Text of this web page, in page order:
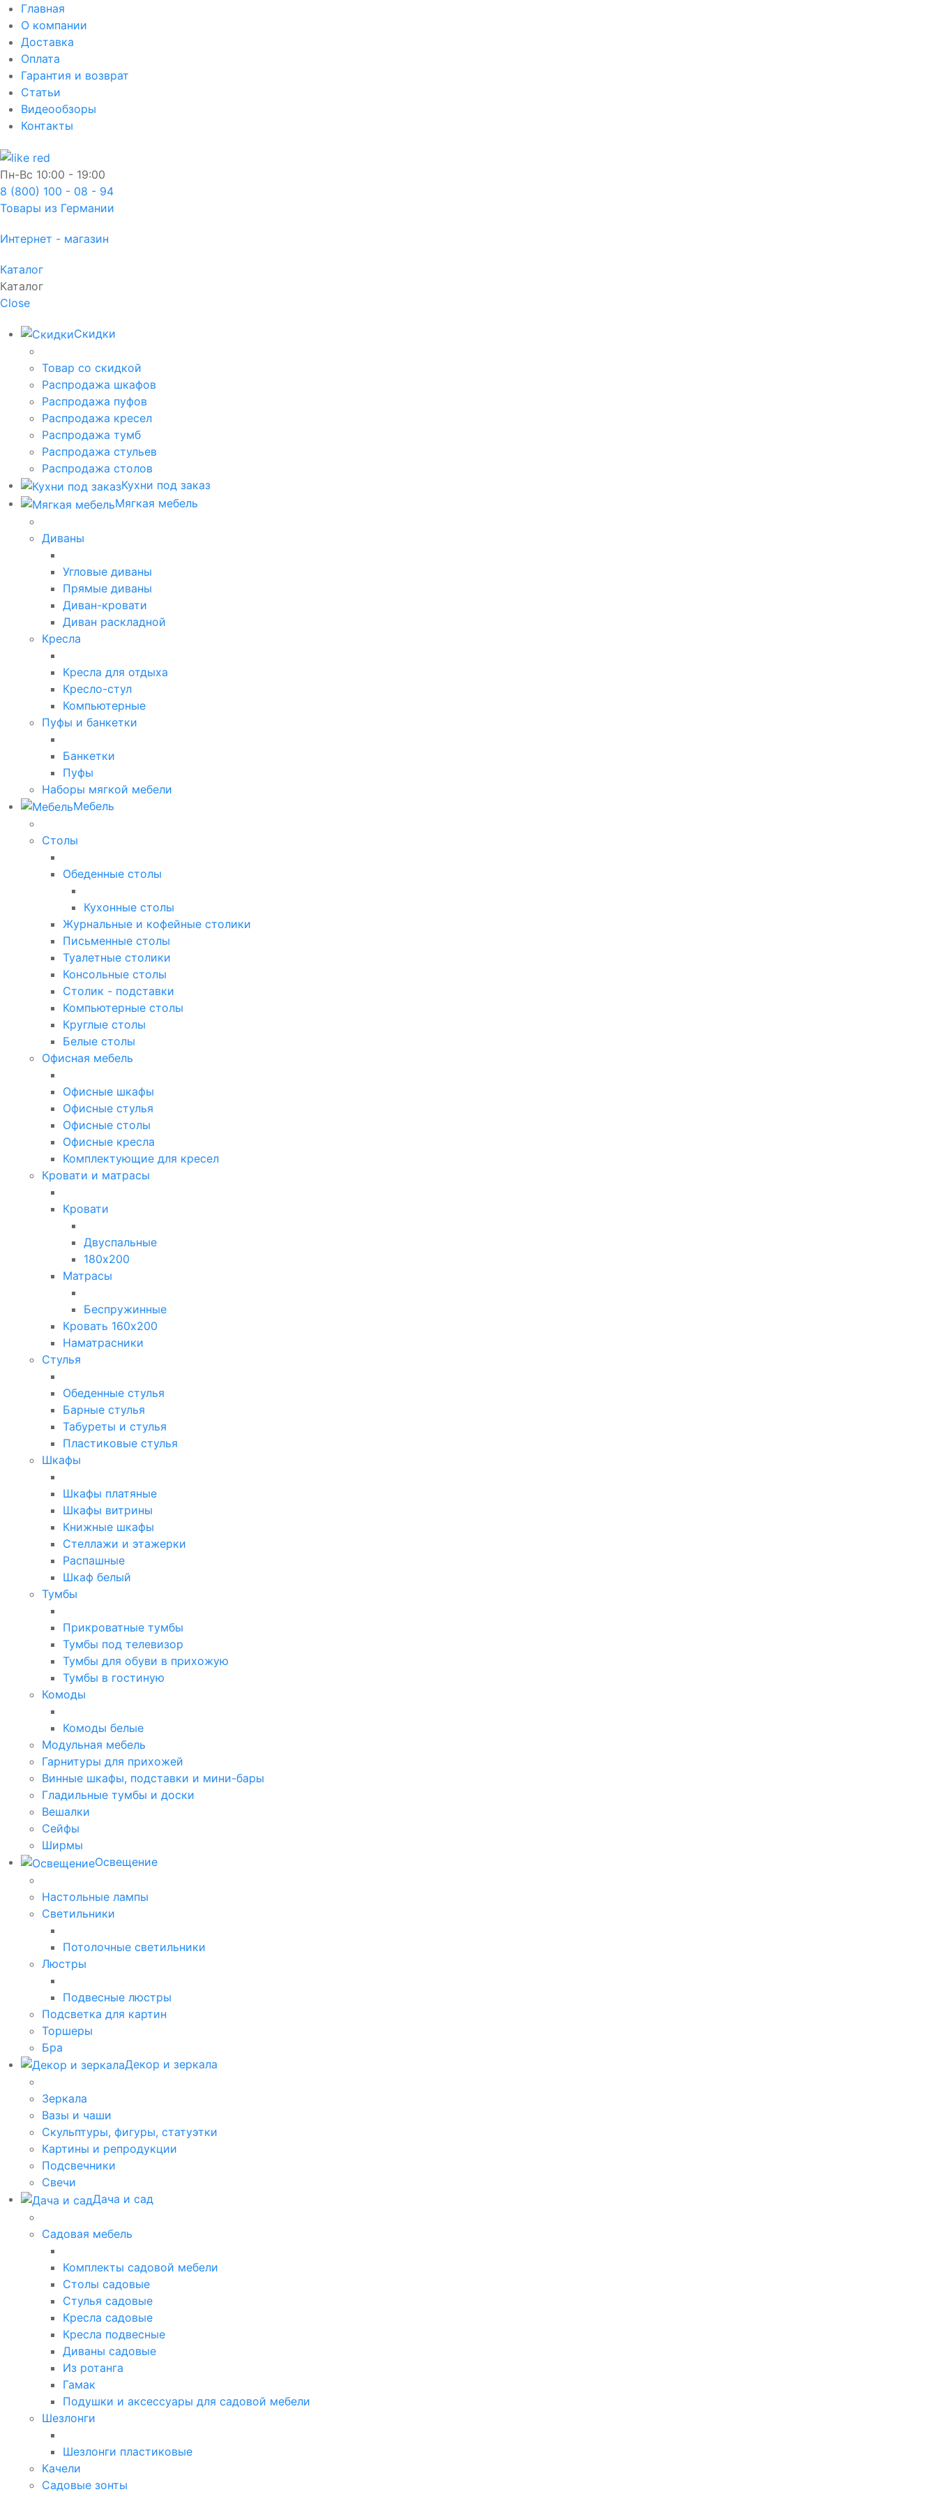
Главная
О компании
Доставка
Оплата
Гарантия и возврат
Статьи
Видеообзоры
Контакты
Пн-Вс 10:00 - 19:00
8 (800) 100 - 08 - 94
Товары из Германии
Интернет - магазин
Каталог
Каталог
Close
Скидки
Товар со скидкой
Распродажа шкафов
Распродажа пуфов
Распродажа кресел
Распродажа тумб
Распродажа стульев
Распродажа столов
Кухни под заказ
Мягкая мебель
Диваны
Угловые диваны
Прямые диваны
Диван-кровати
Диван раскладной
Кресла
Кресла для отдыха
Кресло-стул
Компьютерные
Пуфы и банкетки
Банкетки
Пуфы
Наборы мягкой мебели
Мебель
Столы
Обеденные столы
Кухонные столы
Журнальные и кофейные столики
Письменные столы
Туалетные столики
Консольные столы
Столик - подставки
Компьютерные столы
Круглые столы
Белые столы
Офисная мебель
Офисные шкафы
Офисные стулья
Офисные столы
Офисные кресла
Комплектующие для кресел
Кровати и матрасы
Кровати
Двуспальные
180х200
Матрасы
Беспружинные
Кровать 160х200
Наматрасники
Стулья
Обеденные стулья
Барные стулья
Табуреты и стулья
Пластиковые стулья
Шкафы
Шкафы платяные
Шкафы витрины
Книжные шкафы
Стеллажи и этажерки
Распашные
Шкаф белый
Тумбы
Прикроватные тумбы
Тумбы под телевизор
Тумбы для обуви в прихожую
Тумбы в гостиную
Комоды
Комоды белые
Модульная мебель
Гарнитуры для прихожей
Винные шкафы, подставки и мини-бары
Гладильные тумбы и доски
Вешалки
Сейфы
Ширмы
Освещение
Настольные лампы
Светильники
Потолочные светильники
Люстры
Подвесные люстры
Подсветка для картин
Торшеры
Бра
Декор и зеркала
Зеркала
Вазы и чаши
Скульптуры, фигуры, статуэтки
Картины и репродукции
Подсвечники
Свечи
Дача и сад
Садовая мебель
Комплекты садовой мебели
Столы садовые
Стулья садовые
Кресла садовые
Кресла подвесные
Диваны садовые
Из ротанга
Гамак
Подушки и аксессуары для садовой мебели
Шезлонги
Шезлонги пластиковые
Качели
Садовые зонты